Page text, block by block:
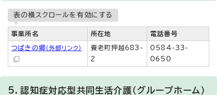
表の横スクロールを有効にする
事業所名 所在地 電話番号
つばきの郷 （外部リンク）
養老町押越683-
2
0584-33-
0650
5．認知症対応型共同生活介護（グループホーム）